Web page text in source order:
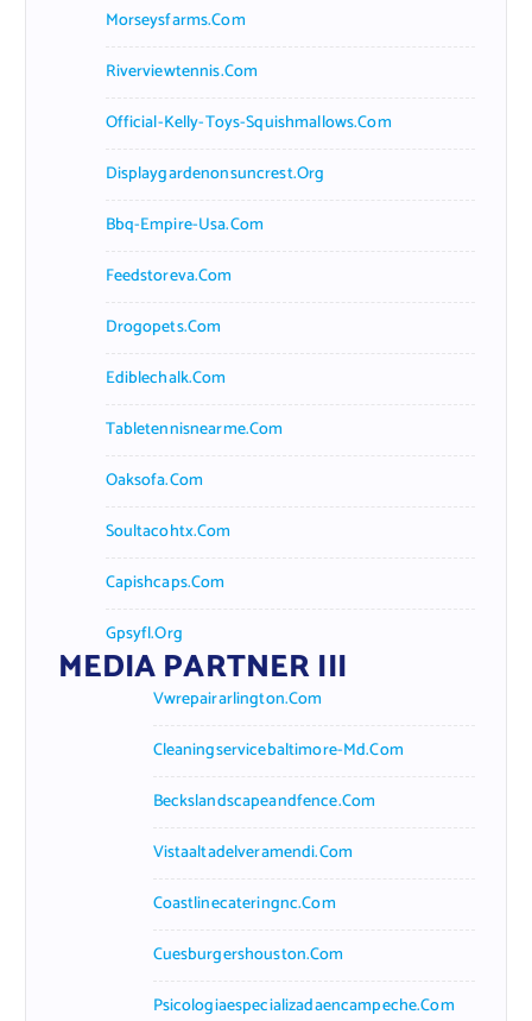
Morseysfarms.com
Riverviewtennis.com
Official-Kelly-Toys-Squishmallows.com
Displaygardenonsuncrest.org
Bbq-Empire-Usa.com
Feedstoreva.com
Drogopets.com
Ediblechalk.com
Tabletennisnearme.com
Oaksofa.com
Soultacohtx.com
Capishcaps.com
Gpsyfl.org
MEDIA PARTNER III
Vwrepairarlington.com
Cleaningservicebaltimore-Md.com
Beckslandscapeandfence.com
Vistaaltadelveramendi.com
Coastlinecateringnc.com
Cuesburgershouston.com
Psicologiaespecializadaencampeche.com